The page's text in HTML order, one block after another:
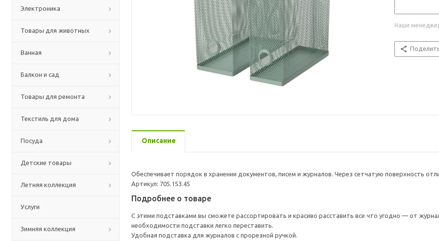
Электроника
Товары для животных
Ванная
Балкон и сад
Товары для ремонта
Текстиль для дома
Посуда
Детские товары
Летняя коллекция
Услуги
Зимняя коллекция
Наши
Описание
Обеспечивает порядок в хранении документов, писем и журналов. Через сетчатую поверхность
Артикул: 705.153.45
Подробнее о товаре
С этими подставками вы сможете рассортировать и красиво расставить все что угодно — от
необходимости подставки легко переставить.
Удобная подставка для журналов с прорезной ручкой.